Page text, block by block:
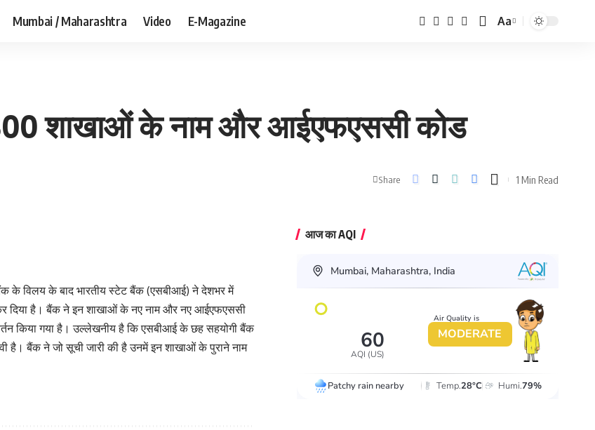
Mumbai / Maharashtra Video E-Magazine
Font
Aa
शाखाओं के नाम और आईएफएससी कोड
Share 1 Min Read
के विलय के बाद भारतीय स्टेट बैंक (एसबीआई) ने देशभर में
दिया है। बैंक ने इन शाखाओं के नए नाम और नए आईएफएससी
किया गया है। उल्लेखनीय है कि एसबीआई के छह सहयोगी बैंक
है। बैंक ने जो सूची जारी की है उनमें इन शाखाओं के पुराने नाम
आज का AQI